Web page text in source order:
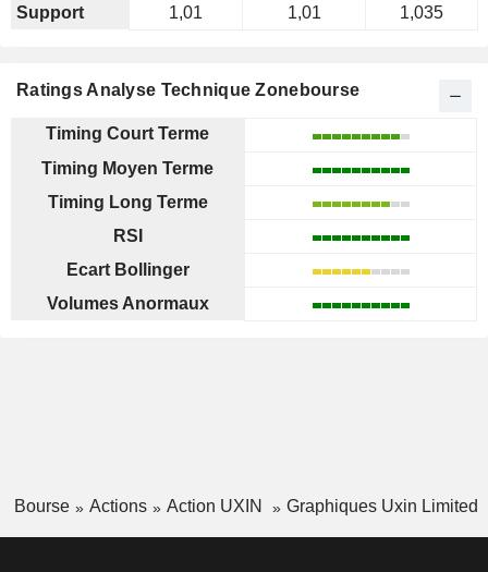
Support
1,01 1,01 1,035
Ratings Analyse Technique Zonebourse
Timing Court Terme
Timing Moyen Terme
Timing Long Terme
RSI
Ecart Bollinger
Volumes Anormaux
Bourse Actions Action UXIN Graphiques Uxin Limited